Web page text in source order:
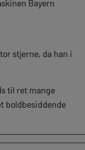
Bayern
stjerne, da han i
til ret mange
boldbesiddende